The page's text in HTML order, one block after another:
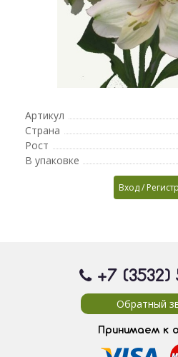
Артикул
Страна
Рост
В упаковке
Вход /
+7 (3532)
Обратный
Принимаем к